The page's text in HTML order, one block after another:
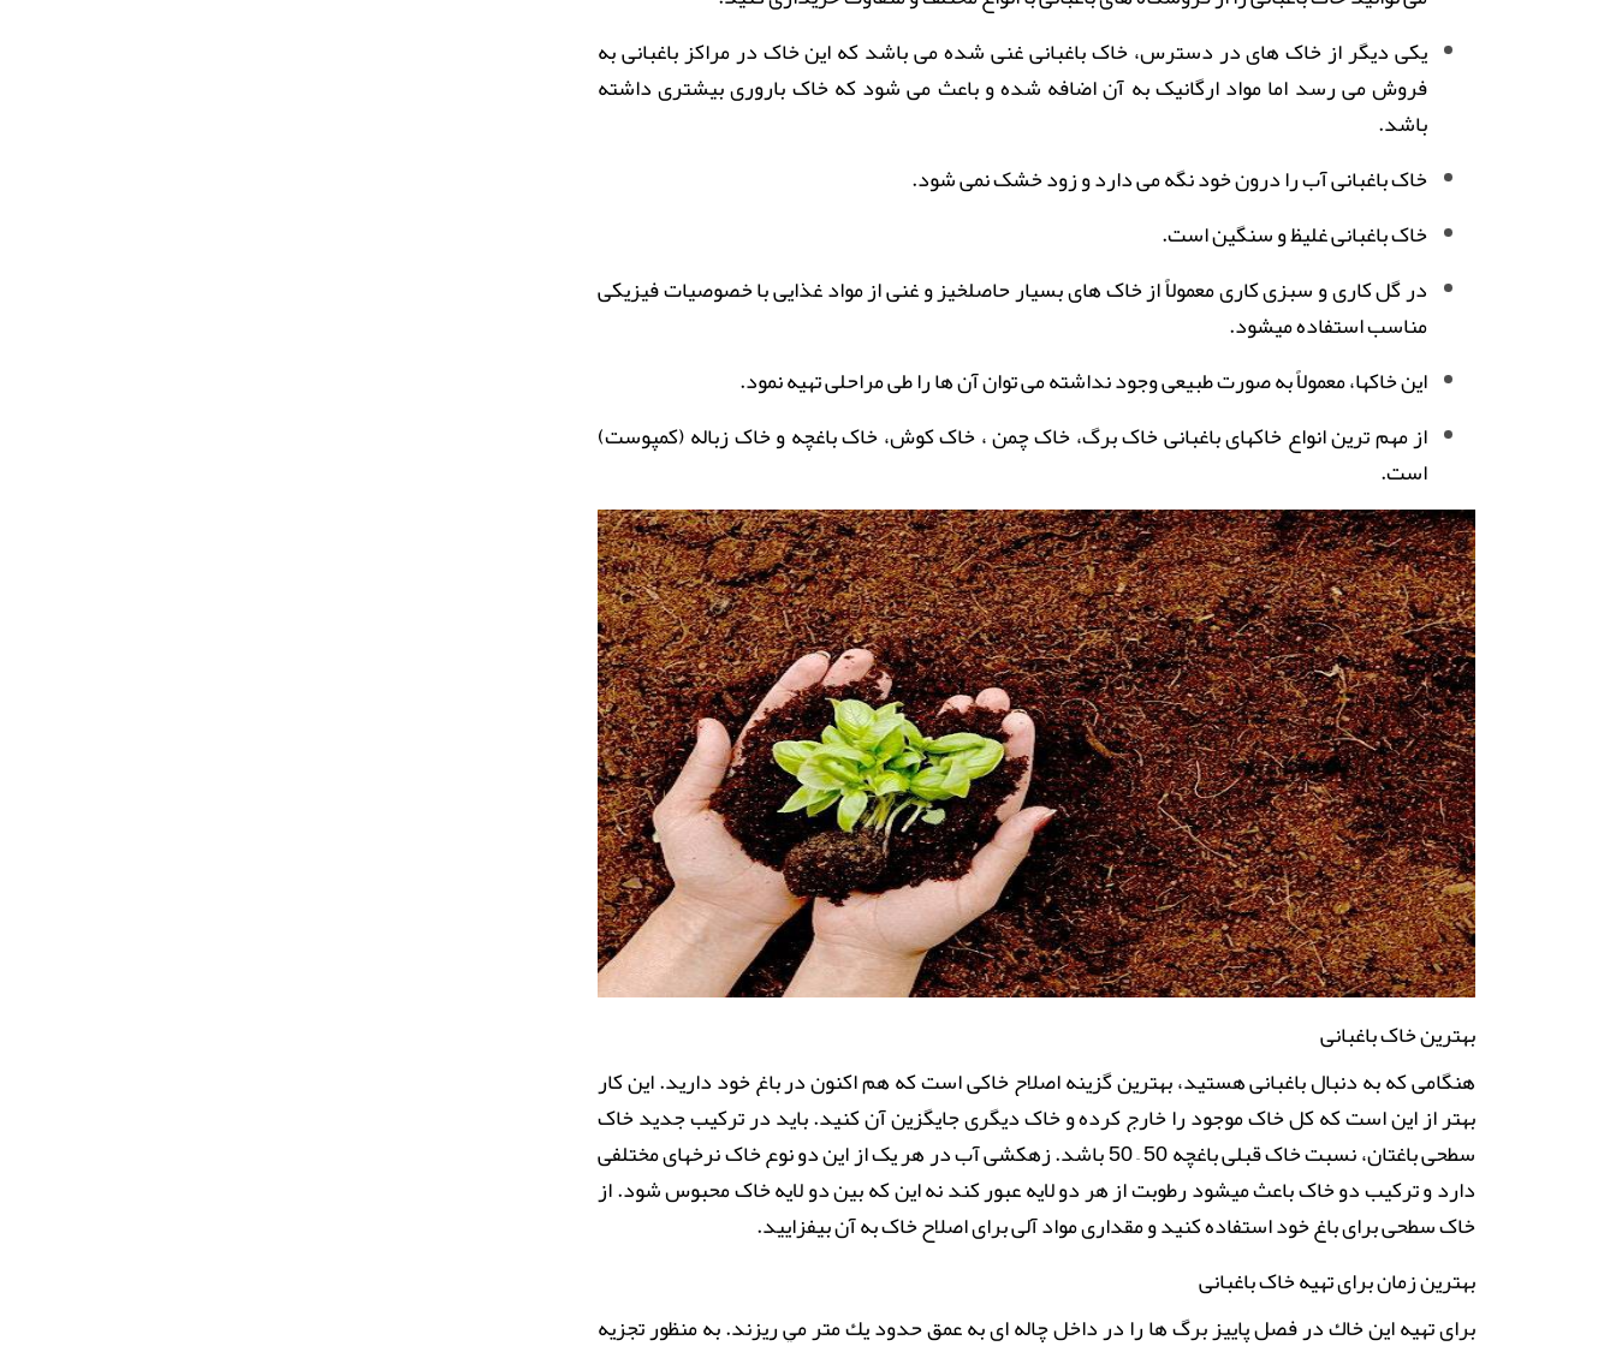
یکی دیگر از خاک های در دسترس، خاک باغبانی غنی شده می باشد که این خاک در مراکز باغبانی به
فروش می رسد اما مواد ارگانیک به آن اضافه شده و باعث می شود که خاک باروری بیشتری داشته
باشد.
خاک باغبانی آب را درون خود نگه می دارد و زود خشک نمی شود.
خاک باغبانی غلیظ و سنگین است.
در گل کاری و سبزی کاری معمولاً از خاک های بسیار حاصلخیز و غنی از مواد غذایی با خصوصیات فیزیکی
مناسب استفاده میشود.
این خاکها، معمولاً به صورت طبیعی وجود نداشته می توان آن ها را طی مراحلی تهیه نمود.
از مهم ترین انواع خاکهای باغبانی خاک برگ، خاک چمن ، خاک کوش، خاک باغچه و خاک زباله(کمپوست)
است.
بهترین خاک باغبانی
هنگامی که به دنبال باغبانی هستید، بهترین گزینه اصلاح خاکی است که هم اکنون در باغ خود دارید. این کار
بهتر از این است که کل خاک موجود را خارج کرده و خاک دیگری جایگزین آن کنید. باید در ترکیب جدید خاک
سطحی باغتان، نسبت خاک قبلی باغچه 50 – 50 باشد. زهکشی آب در هر یک از این دو نوع خاک نرخهای مختلفی
دارد و ترکیب دو خاک باعث میشود رطوبت از هر دو لایه عبور کند نه این که بین دو لایه خاک محبوس شود. از
خاک سطحی برای باغ خود استفاده کنید و مقداری مواد آلی برای اصلاح خاک به آن بیفزایید.
بهترین زمان برای تهیه خاک باغبانی
براي تهيه این خاك در فصل پاييز برگ ها را در داخل چاله اي به عمق حدود يك متر مي ريزند.به منظور تجزيه